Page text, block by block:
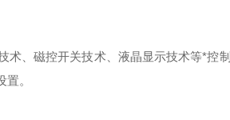
、磁控开关技术、液晶显示技术等*控
。